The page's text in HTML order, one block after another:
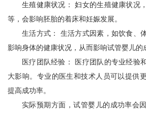
生殖健康状况： 妇女的生殖健康状况
等，会影响胚胎的着床和妊娠发展。
生活方式： 生活方式因素，如饮食、
影响身体的健康状况，从而影响试管婴儿的
医疗团队经验： 医疗团队的专业经验
大影响。专业的医生和技术人员可以提供
提高成功率。
实际预期方面，试管婴儿的成功率会